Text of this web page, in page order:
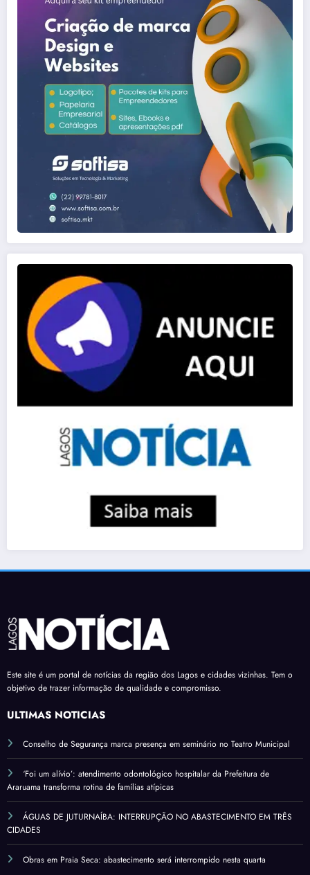
Este site é um portal de notícias da região dos Lagos e cidades vizinhas. Tem o
objetivo de trazer informação de qualidade e compromisso.
ÚLTIMAS NOTÍCIAS
Conselho de Segurança marca presença em seminário no Teatro Municipal
‘Foi um alívio’: atendimento odontológico hospitalar da Prefeitura de
Araruama transforma rotina de famílias atípicas
ÁGUAS DE JUTURNAÍBA: INTERRUPÇÃO NO ABASTECIMENTO EM TRÊS
CIDADES
Obras em Praia Seca: abastecimento será interrompido nesta quarta